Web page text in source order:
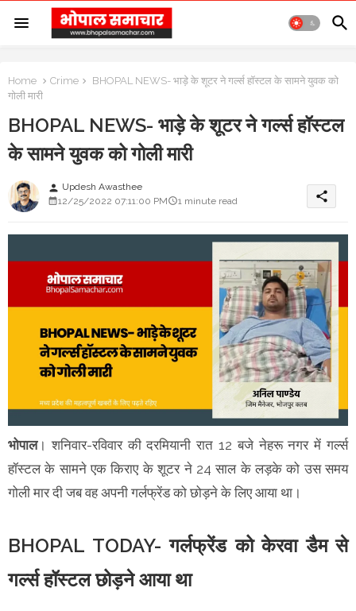
Home Crime
BHOPAL NEWS- भाड़े के शूटर ने गर्ल्स हॉस्टल के सामने युवक को
गोली मारी
BHOPAL NEWS- भाड़े के शूटर ने गर्ल्स हॉस्टल
के सामने युवक को गोली मारी
person Updesh Awasthee
12/25/2022 07:11:00 PM
1 minute read share
भोपाल। शनिवार-रविवार की दरमियानी रात 12 बजे नेहरू नगर में गर्ल्स
हॉस्टल के सामने एक किराए के शूटर ने 24 साल के लड़के को उस समय
गोली मार दी जब वह अपनी गर्लफ्रेंड को छोड़ने के लिए आया था।
BHOPAL TODAY- गर्लफ्रेंड को केरवा डैम से
गर्ल्स हॉस्टल छोड़ने आया था